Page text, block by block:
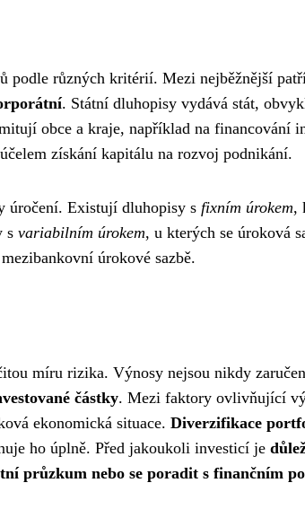
podle různých kritérií. Mezi nejběžnější
. Státní dluhopisy vydává stát,
obce a kraje, například na financování
získání kapitálu na rozvoj podnikání.
úročení. Existují dluhopisy s fixním úrokem,
s variabilním úrokem, u kterých se úroková
úrokové sazbě.
míru rizika. Výnosy nejsou nikdy
částky. Mezi faktory ovlivňující
ekonomická situace. Diverzifikace
ho úplně. Před jakoukoli investicí je
průzkum nebo se poradit s finančním